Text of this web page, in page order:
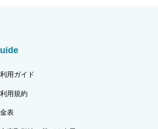
用ガイド
用規約
表